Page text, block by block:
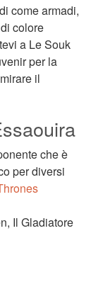
come armadi,
colore
a Le Souk
per la
il
che è
per diversi
Il Gladiatore